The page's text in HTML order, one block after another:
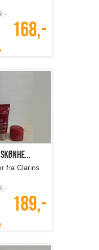
,-
168,-
fra Clarins
,-
189,-